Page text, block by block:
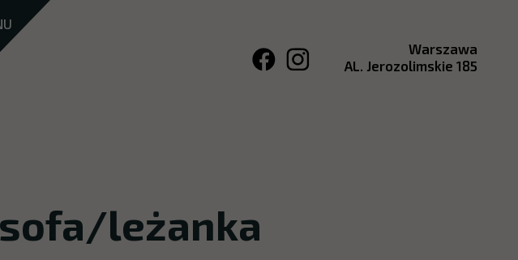
Warszawa
AL. Jerozolimskie 185
leżanka